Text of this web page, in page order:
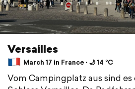
Versailles
March 17 in France ⋅ 🌙 14 °C
Vom Campingplatz aus sind es